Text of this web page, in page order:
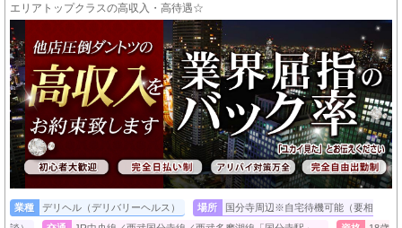
エリアトップクラスの高収入・高待遇☆
業種 デリヘル（デリバリーヘルス） 場所
国分寺周辺※自宅待機可能（要相